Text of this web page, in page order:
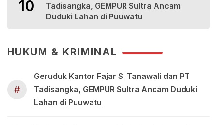
10
Tadisangka, GEMPUR Sultra Ancam
Duduki Lahan di Puuwatu
HUKUM & KRIMINAL
#
Geruduk Kantor Fajar S. Tanawali dan PT
Tadisangka, GEMPUR Sultra Ancam Duduki
Lahan di Puuwatu